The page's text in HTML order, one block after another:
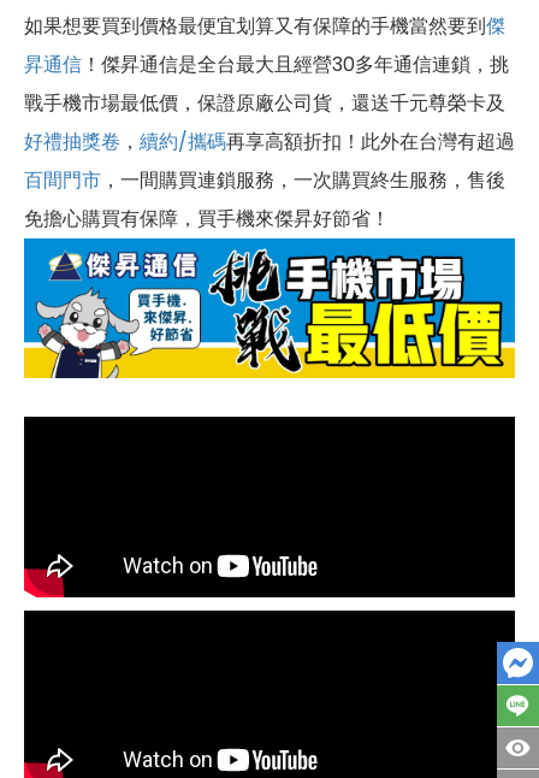
如果想要買到價格最便宜划算又有保障的手機當然要到傑
昇通信 ！傑昇通信是全台最大且經營30多年通信連鎖，挑
戰手機市場最低價，保證原廠公司貨，還送千元尊榮卡及
好禮抽獎卷 ， 續約/攜碼再享高額折扣！此外在台灣有超過
百間門市 ，一間購買連鎖服務，一次購買終生服務，售後
免擔心購買有保障，買手機來傑昇好節省！